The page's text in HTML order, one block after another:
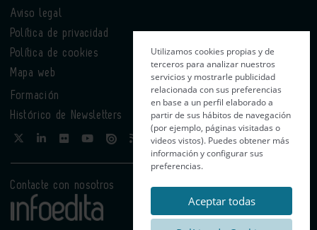
Aviso legal
Política de privacidad
Política de cookies
Mapa web
Formación
Histórico de Newsletters
Contacte con nosotros
Utilizamos cookies propias y de
terceros para analizar nuestros
servicios y mostrarle publicidad
relacionada con sus preferencias
en base a un perfil elaborado a
partir de sus hábitos de navegación
(por ejemplo, páginas visitadas o
videos vistos). Puedes obtener más
información y configurar sus
preferencias.
Aceptar todas